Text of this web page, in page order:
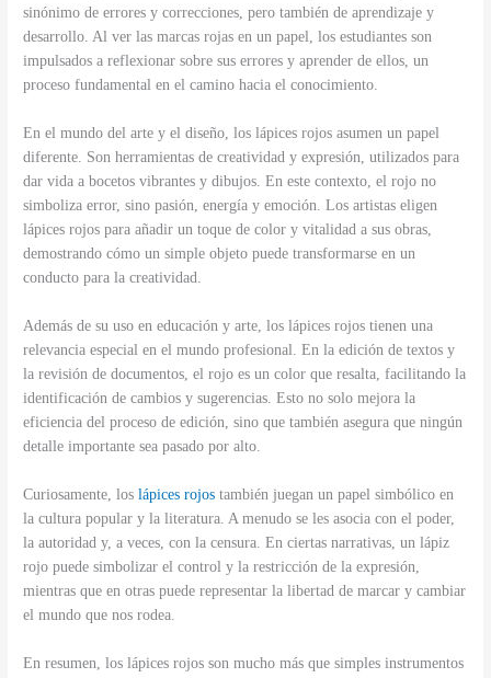
sinónimo de errores y correcciones, pero también de aprendizaje y
desarrollo. Al ver las marcas rojas en un papel, los estudiantes son
impulsados a reflexionar sobre sus errores y aprender de ellos, un
proceso fundamental en el camino hacia el conocimiento.
En el mundo del arte y el diseño, los lápices rojos asumen un papel
diferente. Son herramientas de creatividad y expresión, utilizados para
dar vida a bocetos vibrantes y dibujos. En este contexto, el rojo no
simboliza error, sino pasión, energía y emoción. Los artistas eligen
lápices rojos para añadir un toque de color y vitalidad a sus obras,
demostrando cómo un simple objeto puede transformarse en un
conducto para la creatividad.
Además de su uso en educación y arte, los lápices rojos tienen una
relevancia especial en el mundo profesional. En la edición de textos y
la revisión de documentos, el rojo es un color que resalta, facilitando la
identificación de cambios y sugerencias. Esto no solo mejora la
eficiencia del proceso de edición, sino que también asegura que ningún
detalle importante sea pasado por alto.
Curiosamente, loslápices rojos también juegan un papel simbólico en
la cultura popular y la literatura. A menudo se les asocia con el poder,
la autoridad y, a veces, con la censura. En ciertas narrativas, un lápiz
rojo puede simbolizar el control y la restricción de la expresión,
mientras que en otras puede representar la libertad de marcar y cambiar
el mundo que nos rodea.
En resumen, los lápices rojos son mucho más que simples instrumentos